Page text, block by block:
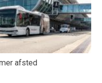
afsted